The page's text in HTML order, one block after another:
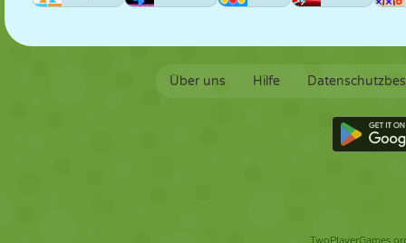
Über uns Hilfe